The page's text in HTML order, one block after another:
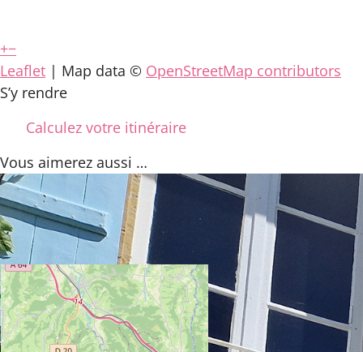
+−
Leaflet | Map data © OpenStreetMap contributors
S’y rendre
Calculez votre itinéraire
Vous aimerez aussi …